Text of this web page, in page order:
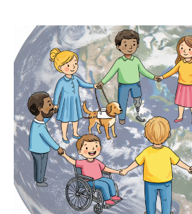
Meine
Saisonal –
Wir sind “in-
Anerkannt als
Mein erstes
Tipps für